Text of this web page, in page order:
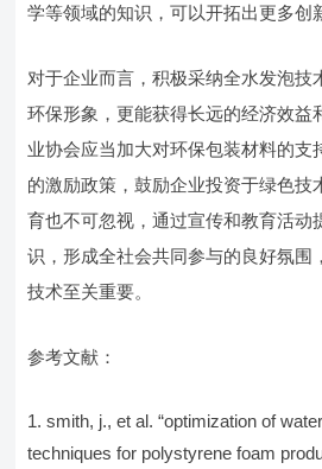
学等领域的知识，可以开拓出更多创
对于企业而言，积极采纳全水发泡技
环保形象，更能获得长远的经济效益
业协会应当加大对环保包装材料的支
的激励政策，鼓励企业投资于绿色技
育也不可忽视，通过宣传和教育活动
识，形成全社会共同参与的良好氛围
技术至关重要。
参考文献：
smith, j., et al. “optimization of
techniques for polystyrene foam